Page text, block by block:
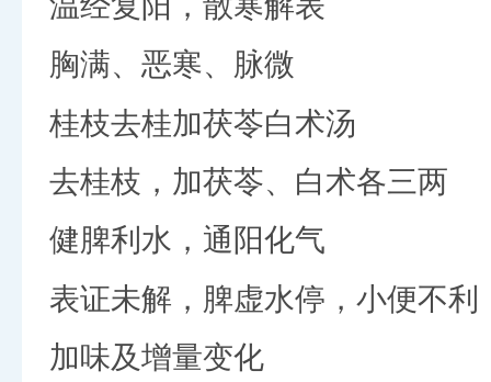
胸满、恶寒、脉微
桂枝去桂加茯苓白术汤
去桂枝，加茯苓、白术各三两
健脾利水，通阳化气
表证未解，脾虚水停，小便不利
加味及增量变化